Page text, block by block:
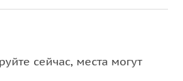
сейчас, места могут